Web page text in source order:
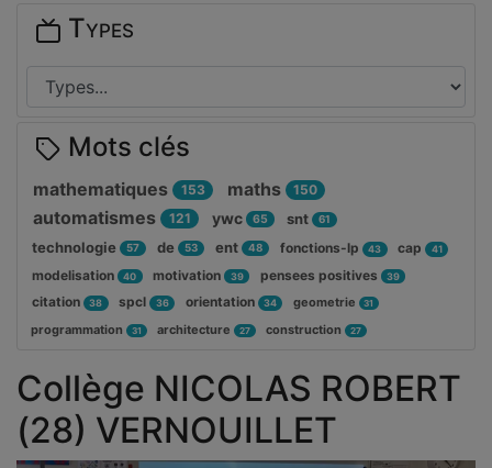
Collège NICOLAS ROBERT
(28) VERNOUILLET
Types
Mots clés
mathematiques 153 maths 150
automatismes 121 ywc 65 snt 61
technologie 57 de 53 ent 48 fonctions-lp 43 cap 41
modelisation 40 motivation 39 pensees positives 39
citation 38 spcl 36 orientation 34 geometrie 31
programmation 31 architecture 27 construction 27